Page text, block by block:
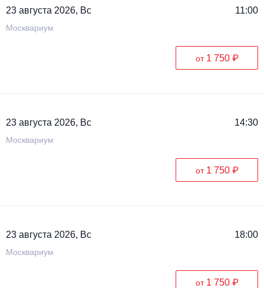
23 августа 2026, Вс 11:00
Москвариум
от 1 750 ₽
23 августа 2026, Вс 14:30
Москвариум
от 1 750 ₽
23 августа 2026, Вс 18:00
Москвариум
от 1 750 ₽